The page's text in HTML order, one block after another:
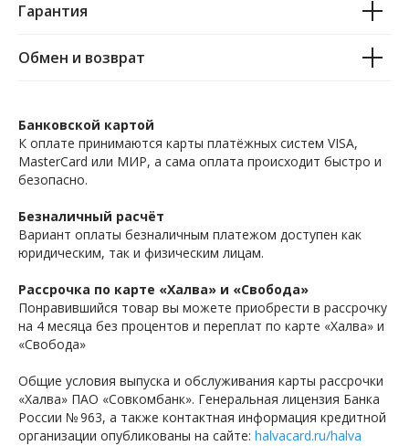
Гарантия
Обмен и возврат
Банковской картой
К оплате принимаются карты платёжных систем VISA,
MasterCard или МИР, а сама оплата происходит быстро и
безопасно.
Безналичный расчёт
Вариант оплаты безналичным платежом доступен как
юридическим, так и физическим лицам.
Рассрочка по карте «Халва» и «Свобода»
Понравившийся товар вы можете приобрести в рассрочку
на 4 месяца без процентов и переплат по карте «Халва» и
«Свобода»
Общие условия выпуска и обслуживания карты рассрочки
«Халва» ПАО «Совкомбанк». Генеральная лицензия Банка
России № 963, а также контактная информация кредитной
организации опубликованы на сайте: halvacard.ru/halva